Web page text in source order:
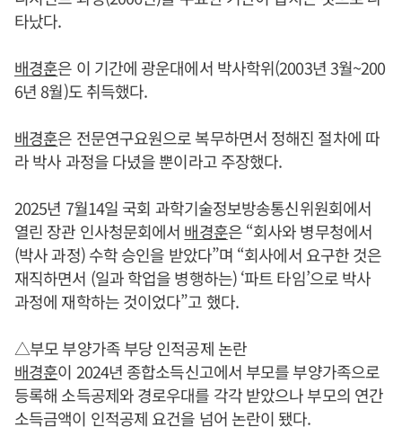
타났다.
배경훈은 이 기간에 광운대에서 박사학위(2003년 3월~200
6년 8월)도 취득했다.
배경훈은 전문연구요원으로 복무하면서 정해진 절차에 따
라 박사 과정을 다녔을 뿐이라고 주장했다.
2025년 7월14일 국회 과학기술정보방송통신위원회에서
열린 장관 인사청문회에서 배경훈은 “회사와 병무청에서
(박사 과정) 수학 승인을 받았다”며 “회사에서 요구한 것은
재직하면서 (일과 학업을 병행하는) ‘파트 타임’으로 박사
과정에 재학하는 것이었다”고 했다.
△부모 부양가족 부당 인적공제 논란
배경훈이 2024년 종합소득신고에서 부모를 부양가족으로
등록해 소득공제와 경로우대를 각각 받았으나 부모의 연간
소득금액이 인적공제 요건을 넘어 논란이 됐다.